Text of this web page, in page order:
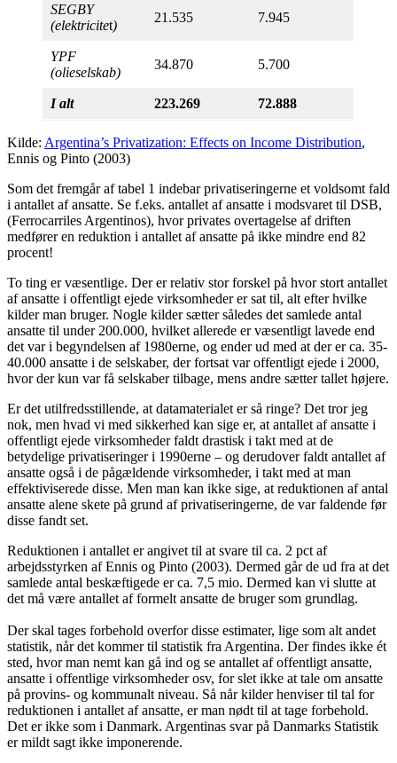
SEGBY
(elektricitet)
21.535 7.945
YPF
(olieselskab)
34.870 5.700
I alt 223.269 72.888
Kilde: Argentina’s Privatization: Effects on Income Distribution,
Ennis og Pinto (2003)
Som det fremgår af tabel 1 indebar privatiseringerne et voldsomt fald
i antallet af ansatte. Se f.eks. antallet af ansatte i modsvaret til DSB,
(Ferrocarriles Argentinos), hvor privates overtagelse af driften
medfører en reduktion i antallet af ansatte på ikke mindre end 82
procent!
To ting er væsentlige. Der er relativ stor forskel på hvor stort antallet
af ansatte i offentligt ejede virksomheder er sat til, alt efter hvilke
kilder man bruger. Nogle kilder sætter således det samlede antal
ansatte til under 200.000, hvilket allerede er væsentligt lavede end
det var i begyndelsen af 1980erne, og ender ud med at der er ca. 35-
40.000 ansatte i de selskaber, der fortsat var offentligt ejede i 2000,
hvor der kun var få selskaber tilbage, mens andre sætter tallet højere.
Er det utilfredsstillende, at datamaterialet er så ringe? Det tror jeg
nok, men hvad vi med sikkerhed kan sige er, at antallet af ansatte i
offentligt ejede virksomheder faldt drastisk i takt med at de
betydelige privatiseringer i 1990erne – og derudover faldt antallet af
ansatte også i de pågældende virksomheder, i takt med at man
effektiviserede disse. Men man kan ikke sige, at reduktionen af antal
ansatte alene skete på grund af privatiseringerne, de var faldende før
disse fandt set.
Reduktionen i antallet er angivet til at svare til ca. 2 pct af
arbejdsstyrken af Ennis og Pinto (2003). Dermed går de ud fra at det
samlede antal beskæftigede er ca. 7,5 mio. Dermed kan vi slutte at
det må være antallet af formelt ansatte de bruger som grundlag.
Der skal tages forbehold overfor disse estimater, lige som alt andet
statistik, når det kommer til statistik fra Argentina. Der findes ikke ét
sted, hvor man nemt kan gå ind og se antallet af offentligt ansatte,
ansatte i offentlige virksomheder osv, for slet ikke at tale om ansatte
på provins- og kommunalt niveau. Så når kilder henviser til tal for
reduktionen i antallet af ansatte, er man nødt til at tage forbehold.
Det er ikke som i Danmark. Argentinas svar på Danmarks Statistik
er mildt sagt ikke imponerende.